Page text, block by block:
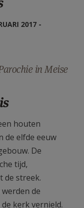
2017 -
in Meise
houten
de elfde eeuw
De
tijd,
de streek.
de
kerk vernield.